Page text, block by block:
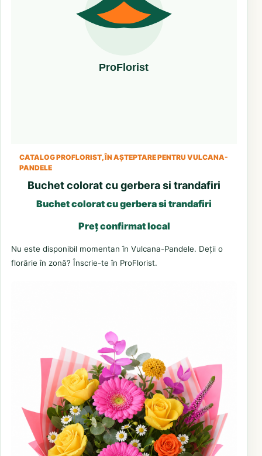
CATALOG PROFLORIST, ÎN AȘTEPTARE PENTRU VULCANA-
PANDELE
Buchet colorat cu gerbera si trandafiri
Buchet colorat cu gerbera si trandafiri
Preț confirmat local
Nu este disponibil momentan în Vulcana-Pandele. Deții o
florărie în zonă? Înscrie-te în ProFlorist.